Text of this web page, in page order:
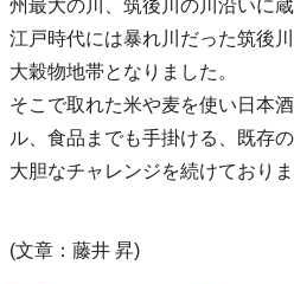
州最大の川、筑後川の川沿いに蔵
江戸時代には暴れ川だった筑後
大穀物地帯となりました。
そこで取れた米や麦を使い日本
ル、食品までも手掛ける、既存
大胆なチャレンジを続けておりま
(文章：藤井 昇)